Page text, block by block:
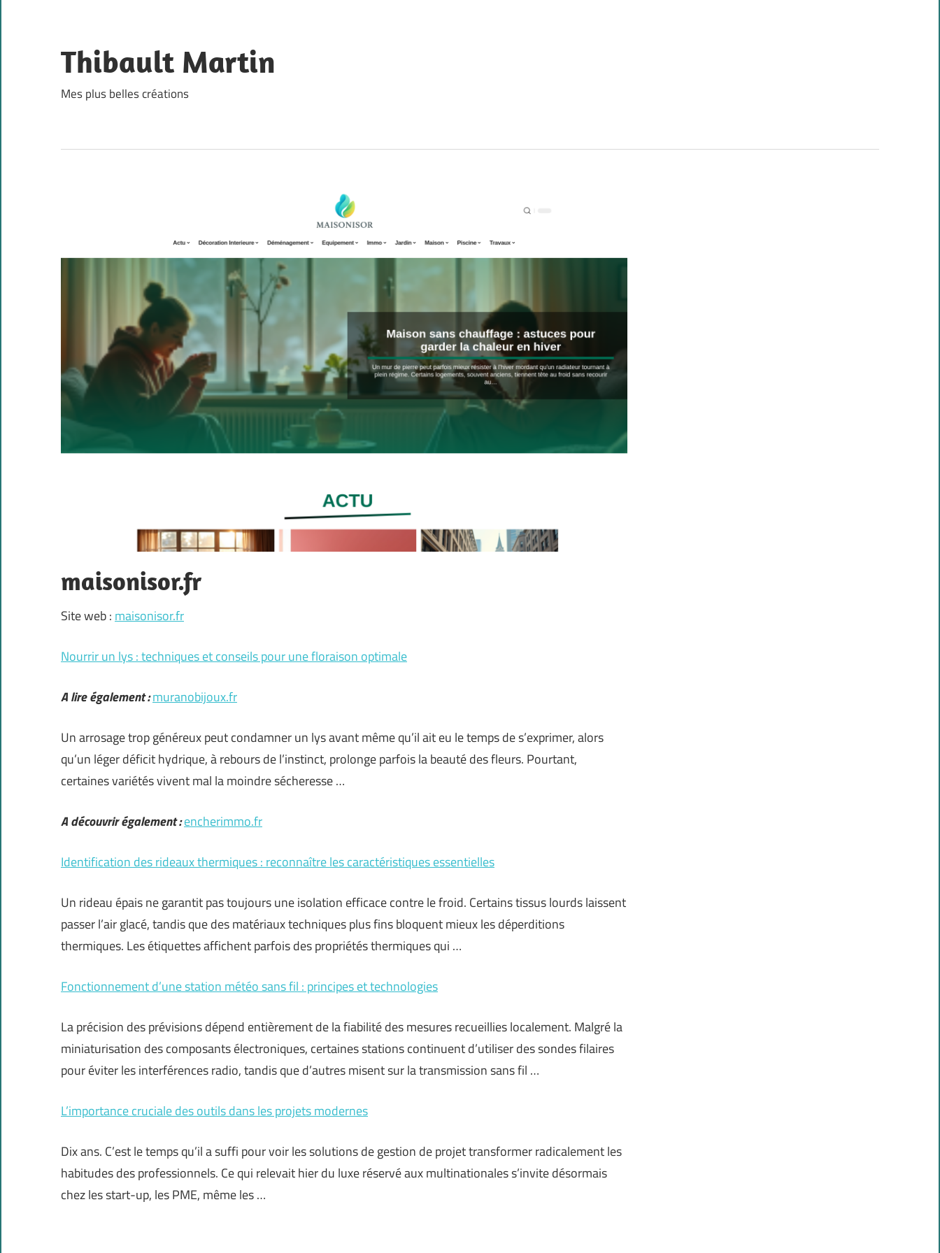
content
Thibault Martin
Mes plus belles créations
maisonisor.fr
Site web : maisonisor.fr
Nourrir un lys : techniques et conseils pour une floraison optimale
A lire également :muranobijoux.fr
Un arrosage trop généreux peut condamner un lys avant même qu’il ait eu le temps de s’exprimer, alors
qu’un léger déficit hydrique, à rebours de l’instinct, prolonge parfois la beauté des fleurs. Pourtant,
certaines variétés vivent mal la moindre sécheresse …
A découvrir également :encherimmo.fr
Identification des rideaux thermiques : reconnaître les caractéristiques essentielles
Un rideau épais ne garantit pas toujours une isolation efficace contre le froid. Certains tissus lourds laissent
passer l’air glacé, tandis que des matériaux techniques plus fins bloquent mieux les déperditions
thermiques. Les étiquettes affichent parfois des propriétés thermiques qui …
Fonctionnement d’une station météo sans fil : principes et technologies
La précision des prévisions dépend entièrement de la fiabilité des mesures recueillies localement. Malgré la
miniaturisation des composants électroniques, certaines stations continuent d’utiliser des sondes filaires
pour éviter les interférences radio, tandis que d’autres misent sur la transmission sans fil …
L’importance cruciale des outils dans les projets modernes
Dix ans. C’est le temps qu’il a suffi pour voir les solutions de gestion de projet transformer radicalement les
habitudes des professionnels. Ce qui relevait hier du luxe réservé aux multinationales s’invite désormais
chez les start-up, les PME, même les …